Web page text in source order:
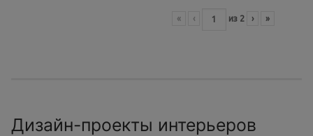
« ‹ из 2 › »
Дизайн-проекты интерьеров